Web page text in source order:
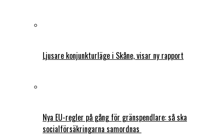
Ljusare konjunkturläge i Skåne, visar ny rapport
Nya EU-regler på gång för gränspendlare: så ska
socialförsäkringarna samordnas